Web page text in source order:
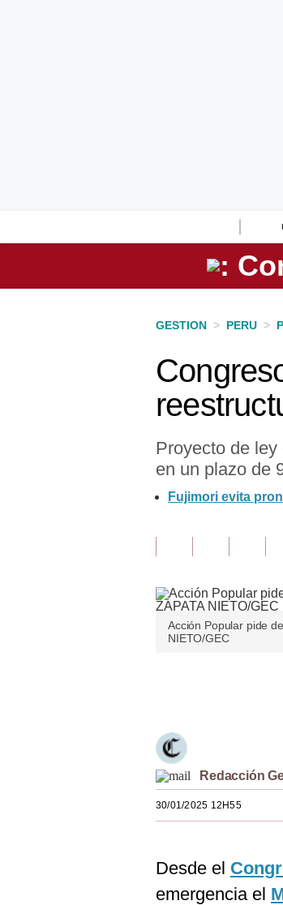
Perú
GESTION > PERU >
Proyecto de
en un plazo de
Fujimori evita
Acción Popular pide
NIETO/GEC
Redacción
30/01/2025 12H55
Desde el
emergencia el